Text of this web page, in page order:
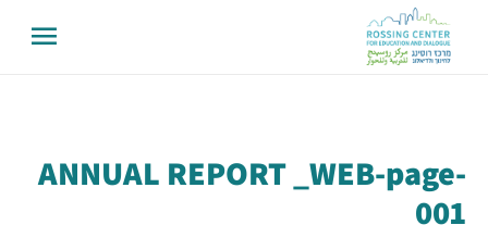
ANNUAL REPORT _WEB-page-
001